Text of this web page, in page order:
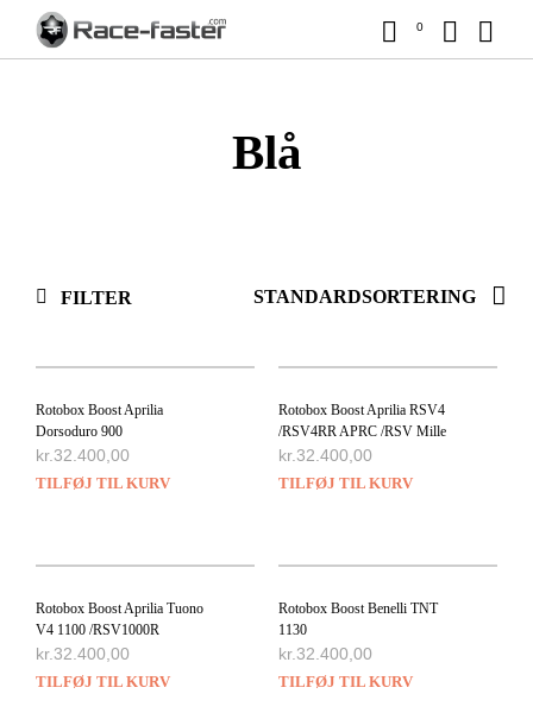
0
Blå
FILTER
Rotobox Boost Aprilia
Dorsoduro 900
kr. 32.400,00
TILFØJ TIL KURV
Rotobox Boost Aprilia RSV4
/RSV4RR APRC /RSV Mille
kr. 32.400,00
TILFØJ TIL KURV
Rotobox Boost Aprilia Tuono
V4 1100 /RSV1000R
kr. 32.400,00
TILFØJ TIL KURV
Rotobox Boost Benelli TNT
1130
kr. 32.400,00
TILFØJ TIL KURV